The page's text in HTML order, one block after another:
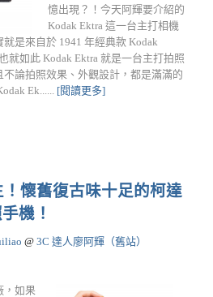
憶出現？！今天阿輝要介紹的
Kodak Ektra 這一台主打相機
是來自於 1941 年經典款 Kodak
就如此 Kodak Ektra 就是一台主打拍照
論拍照效果、外觀設計，都是滿滿的
Ek...... [閱讀更多]
懷舊復古味十足的柯達
機！
@ 3C 達人廖阿輝（舊站）
，如果